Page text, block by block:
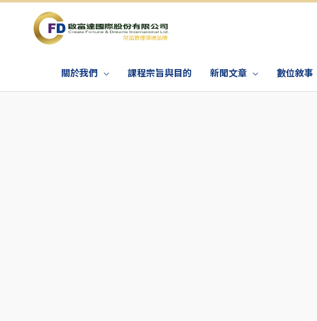
關於我們 課程宗旨與目的 新聞文章 數位敘事